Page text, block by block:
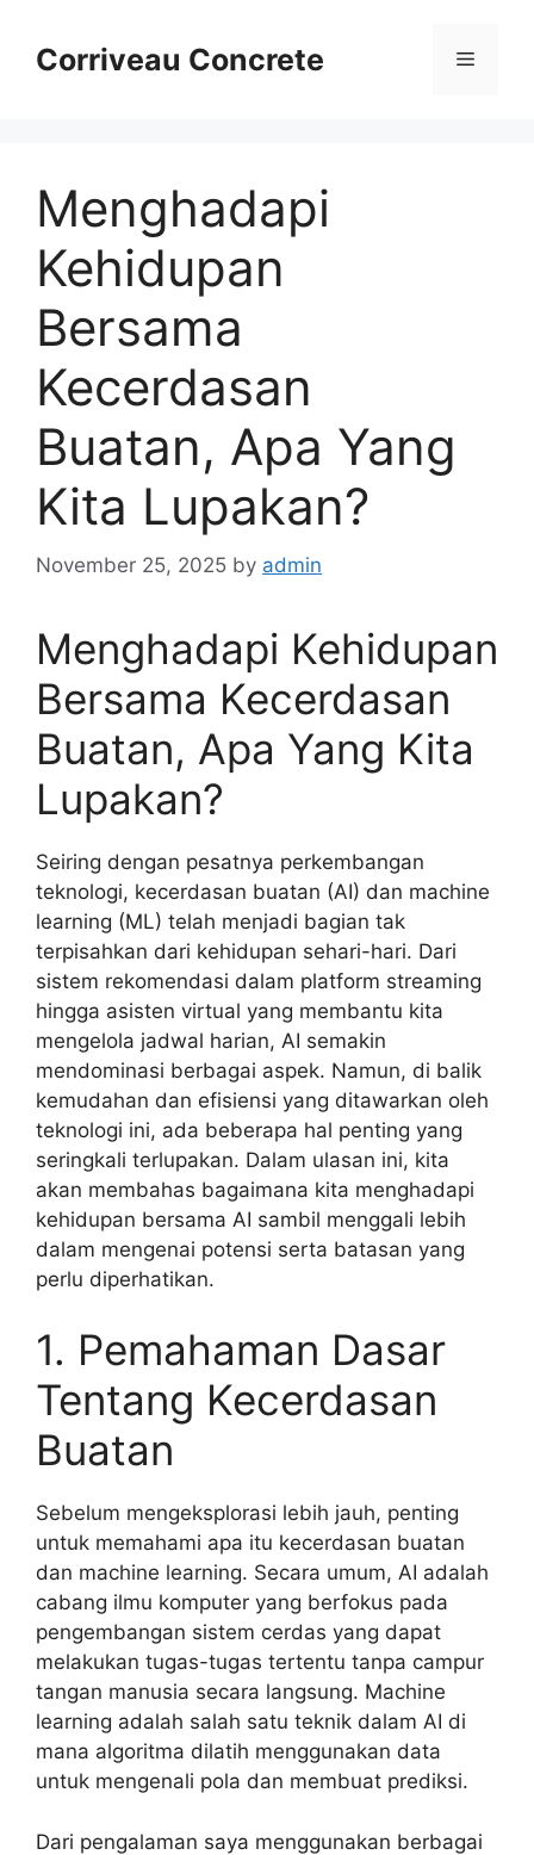
contentCorriveau Concrete Menu
Menghadapi
Kehidupan
Bersama
Kecerdasan
Buatan, Apa Yang
Kita Lupakan?
November 25, 2025 by admin
Menghadapi Kehidupan
Bersama Kecerdasan
Buatan, Apa Yang Kita
Lupakan?
Seiring dengan pesatnya perkembangan
teknologi, kecerdasan buatan (AI) dan machine
learning (ML) telah menjadi bagian tak
terpisahkan dari kehidupan sehari-hari. Dari
sistem rekomendasi dalam platform streaming
hingga asisten virtual yang membantu kita
mengelola jadwal harian, AI semakin
mendominasi berbagai aspek. Namun, di balik
kemudahan dan efisiensi yang ditawarkan oleh
teknologi ini, ada beberapa hal penting yang
seringkali terlupakan. Dalam ulasan ini, kita
akan membahas bagaimana kita menghadapi
kehidupan bersama AI sambil menggali lebih
dalam mengenai potensi serta batasan yang
perlu diperhatikan.
1. Pemahaman Dasar
Tentang Kecerdasan
Buatan
Sebelum mengeksplorasi lebih jauh, penting
untuk memahami apa itu kecerdasan buatan
dan machine learning. Secara umum, AI adalah
cabang ilmu komputer yang berfokus pada
pengembangan sistem cerdas yang dapat
melakukan tugas-tugas tertentu tanpa campur
tangan manusia secara langsung. Machine
learning adalah salah satu teknik dalam AI di
mana algoritma dilatih menggunakan data
untuk mengenali pola dan membuat prediksi.
Dari pengalaman saya menggunakan berbagai